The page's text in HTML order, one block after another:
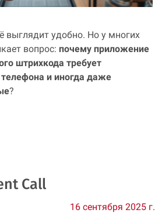
выглядит удобно. Но у многих
вопрос: почему приложение
штрихкода требует
и иногда даже
?
Call
16 сентября 2025 г.